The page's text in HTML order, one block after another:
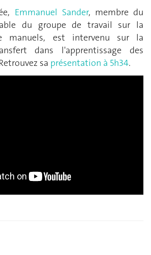
Emmanuel Sander, membre du
du groupe de travail sur la
manuels, est intervenu sur la
dans l'apprentissage des
sa présentation à 5h34.